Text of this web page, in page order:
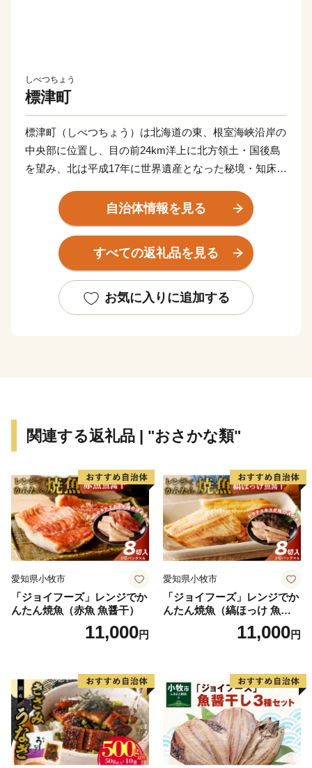
しべつちょう
標津町
標津町（しべつちょう）は北海道の東、根室海峡沿岸の
中央部に位置し、目の前24km洋上に北方領土・国後島
を望み、北は平成17年に世界遺産となった秘境・知床半
による登録湿地となった原生花園と野鳥の宝庫・野付半
島に囲まれ、知床連山の裾野に広がる平野部には大酪農
郷が形成されるなど、風光明媚な地です。町の面積は
624.69平方キロメートル、地形は釧路湿原から広がる根
並みなど海、山、川、平野の多様な地勢を有し、北海道
らしい雄大で豊かな自然環境のもと、国内屈指の漁獲を
自治体情報を見る
すべての返礼品を見る
お気に入りに追加する
関連する返礼品 | "おさかな類"
愛知県小牧市
「ジョイフーズ」レンジでか
んたん焼魚（赤魚 魚醤干）
11,000円
愛知県小牧市
「ジョイフーズ」レンジでか
んたん焼魚（縞ほっけ 魚醤
11,000円